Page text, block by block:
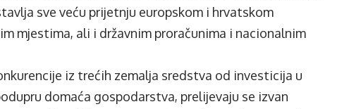
sve veću prijetnju europskom i hrvatskom
mjestima, ali i državnim proračunima i nacionalnim
iz trećih zemalja sredstva od investicija u
domaća gospodarstva, prelijevaju se izvan